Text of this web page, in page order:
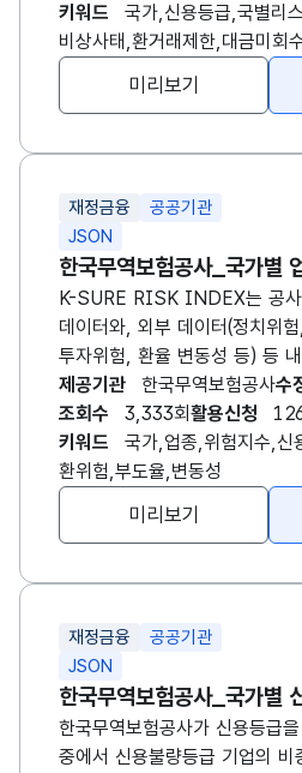
키워드
국가,신용등급,국별리
비상사태,환거래제한,대금미회
미리보기
재정금융
공공기관
JSON
한국무역보험공사_국가별
K-SURE RISK INDEX는 공사
데이터와, 외부 데이터(정치위
투자위험, 환율 변동성 등) 등
데이터를
제공기관 한국무역보험공사수
조회수
3,333회 활용신청
키워드
국가,업종,위험지수,신
환위험,부도율,변동성
미리보기
재정금융
공공기관
JSON
한국무역보험공사_국가별
한국무역보험공사가 신용등급
중에서 신용불량등급 기업의 비